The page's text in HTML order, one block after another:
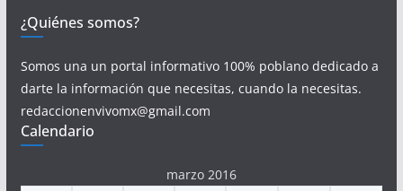
¿Quiénes somos?
Somos una un portal informativo 100% poblano dedicado a
darte la información que necesitas, cuando la necesitas.
redaccionenvivomx@gmail.com
Calendario
marzo 2016